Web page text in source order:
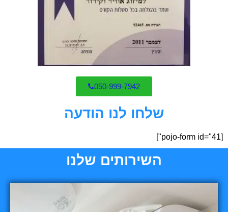
050-999-7942
שלחו לנו הודעה
[pojo-form id="41"]
השירותים שלנו